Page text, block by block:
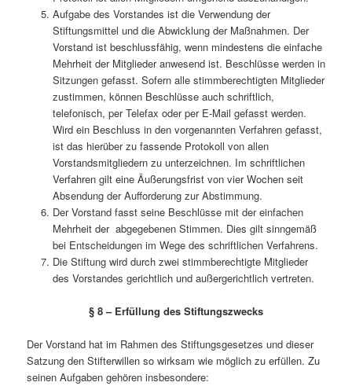
Aufgabe des Vorstandes ist die Verwendung der
Stiftungsmittel und die Abwicklung der Maßnahmen. Der
Vorstand ist beschlussfähig, wenn mindestens die einfache
Mehrheit der Mitglieder anwesend ist. Beschlüsse werden in
Sitzungen gefasst. Sofern alle stimmberechtigten Mitglieder
zustimmen, können Beschlüsse auch schriftlich,
telefonisch, per Telefax oder per E-Mail gefasst werden.
Wird ein Beschluss in den vorgenannten Verfahren gefasst,
ist das hierüber zu fassende Protokoll von allen
Vorstandsmitgliedern zu unter­zeichnen. Im schriftlichen
Verfahren gilt eine Äußerungsfrist von vier Wochen seit
Absendung der Aufforderung zur Abstimmung.
Der Vorstand fasst seine Beschlüsse mit der einfachen
Mehrheit der abgegebenen Stimmen. Dies gilt sinngemäß
bei Entscheidungen im Wege des schriftlichen Verfahrens.
Die Stiftung wird durch zwei stimmberechtigte Mitglieder
des Vorstandes gerichtlich und außergerichtlich vertreten.
§ 8 – Erfüllung des Stiftungszwecks
Der Vorstand hat im Rahmen des Stiftungsgesetzes und dieser
Satzung den Stifterwillen so wirksam wie möglich zu erfüllen. Zu
seinen Aufgaben gehören insbesondere: